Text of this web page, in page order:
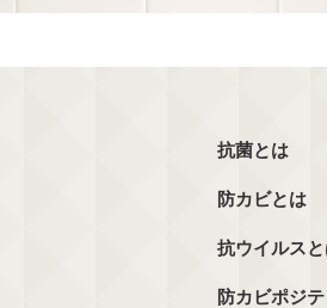
抗菌とは
防カビとは
抗ウイルス
防カビポジ